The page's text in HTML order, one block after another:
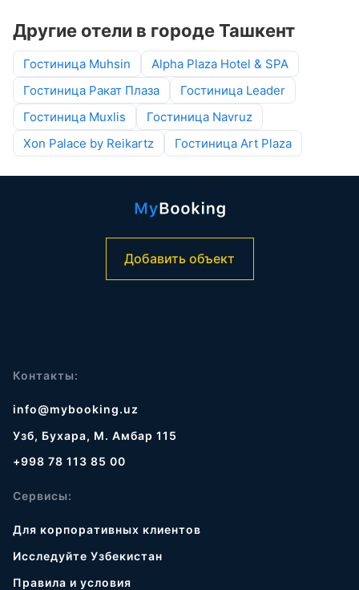
Другие отели в городе Ташкент
Гостиница Muhsin
Alpha Plaza Hotel & SPA
Гостиница Ракат Плаза
Гостиница Leader
Гостиница Muxlis
Гостиница Navruz
Xon Palace by Reikartz
Гостиница Art Plaza
Добавить объект
Контакты:
info@mybooking.uz
Узб, Бухара, М. Амбар 115
+998 78 113 85 00
Сервисы:
Для корпоративных клиентов
Исследуйте Узбекистан
Правила и условия